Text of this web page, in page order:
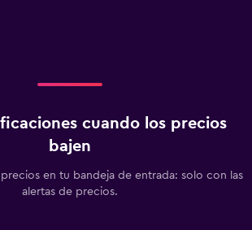
cuando los precios
bajen
en tu bandeja de entrada: solo con las
alertas de precios.